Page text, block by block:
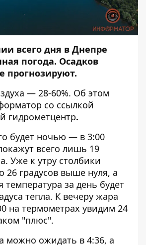
всего дня в Днепре
погода. Осадков
прогнозируют.
— 28-60%. Об этом
со ссылкой
гидрометцентр.
будет ночью — в 3:00
всего лишь 19
Уже к утру столбики
26 градусов выше нуля, а
температура за день будет
тепла. К вечеру жара
на термометрах увидим 24
"плюс".
можно ожидать в 4:36, а